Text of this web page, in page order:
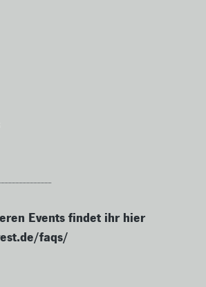
Events findet ihr hier
faqs/